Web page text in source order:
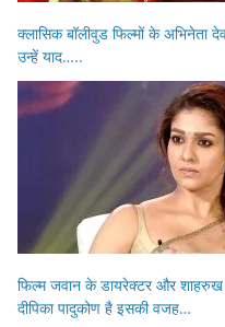
क्लासिक बॉलीवुड फिल्मों के अभिनेता
उन्हें याद…..
फिल्म जवान के डायरेक्टर और शाहरुख
दीपिका पादुकोण है इसकी वजह…